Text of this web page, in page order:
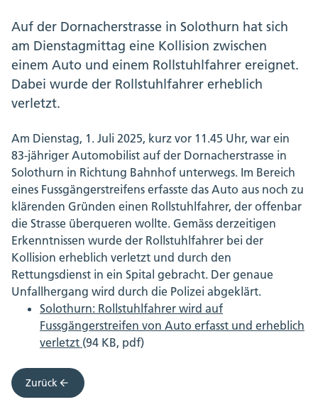
Auf der Dornacherstrasse in Solothurn hat sich
am Dienstagmittag eine Kollision zwischen
einem Auto und einem Rollstuhlfahrer ereignet.
Dabei wurde der Rollstuhlfahrer erheblich
verletzt.
Am Dienstag, 1. Juli 2025, kurz vor 11.45 Uhr, war ein
83-jähriger Automobilist auf der Dornacherstrasse in
Solothurn in Richtung Bahnhof unterwegs. Im Bereich
eines Fussgängerstreifens erfasste das Auto aus noch zu
klärenden Gründen einen Rollstuhlfahrer, der offenbar
die Strasse überqueren wollte. Gemäss derzeitigen
Erkenntnissen wurde der Rollstuhlfahrer bei der
Kollision erheblich verletzt und durch den
Rettungsdienst in ein Spital gebracht. Der genaue
Unfallhergang wird durch die Polizei abgeklärt.
Solothurn: Rollstuhlfahrer wird auf
Fussgängerstreifen von Auto erfasst und erheblich
verletzt (94 KB, pdf)
Zurück